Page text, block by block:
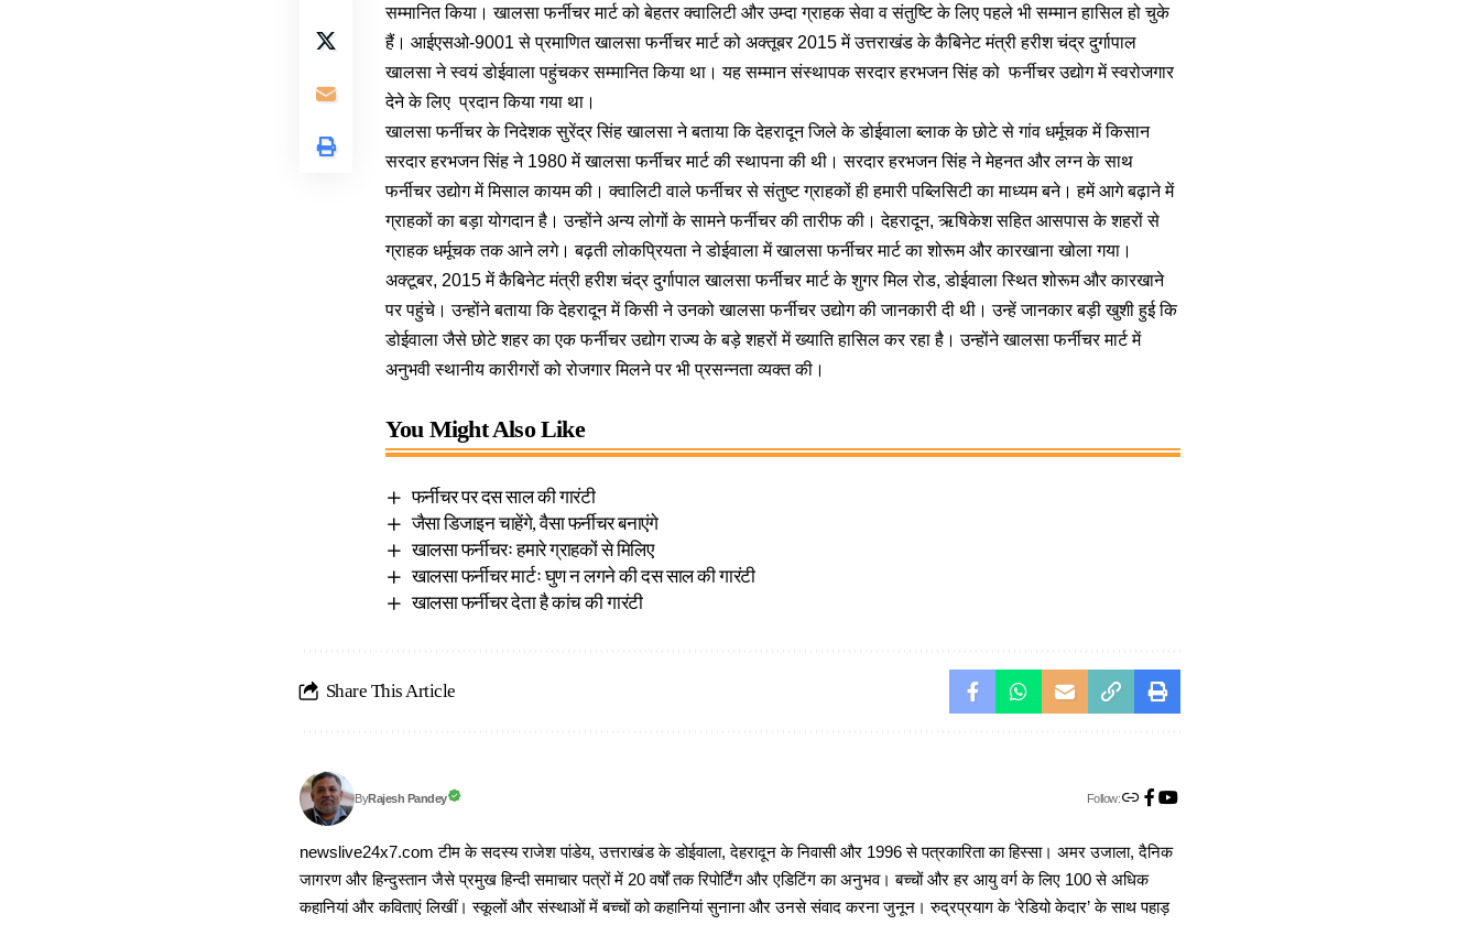
सम्मानित किया। खालसा फर्नीचर मार्ट को बेहतर क्वालिटी और उम्दा ग्राहक सेवा व संतुष्टि के लिए पहले भी सम्मान हासिल हो चुके
हैं। आईएसओ-9001 से प्रमाणित खालसा फर्नीचर मार्ट को अक्तूबर 2015 में उत्तराखंड के कैबिनेट मंत्री हरीश चंद्र दुर्गापाल
खालसा ने स्वयं डोईवाला पहुंचकर सम्मानित किया था। यह सम्मान संस्थापक सरदार हरभजन सिंह को फर्नीचर उद्योग में स्वरोजगार
देने के लिए प्रदान किया गया था।
खालसा फर्नीचर के निदेशक सुरेंद्र सिंह खालसा ने बताया कि देहरादून जिले के डोईवाला ब्लाक के छोटे से गांव धर्मूचक में किसान
सरदार हरभजन सिंह ने 1980 में खालसा फर्नीचर मार्ट की स्थापना की थी। सरदार हरभजन सिंह ने मेहनत और लग्न के साथ
फर्नीचर उद्योग में मिसाल कायम की। क्वालिटी वाले फर्नीचर से संतुष्ट ग्राहकों ही हमारी पब्लिसिटी का माध्यम बने। हमें आगे बढ़ाने में
ग्राहकों का बड़ा योगदान है। उन्होंने अन्य लोगों के सामने फर्नीचर की तारीफ की। देहरादून, ऋषिकेश सहित आसपास के शहरों से
ग्राहक धर्मूचक तक आने लगे। बढ़ती लोकप्रियता ने डोईवाला में खालसा फर्नीचर मार्ट का शोरूम और कारखाना खोला गया।
अक्टूबर, 2015 में कैबिनेट मंत्री हरीश चंद्र दुर्गापाल खालसा फर्नीचर मार्ट के शुगर मिल रोड, डोईवाला स्थित शोरूम और कारखाने
पर पहुंचे। उन्होंने बताया कि देहरादून में किसी ने उनको खालसा फर्नीचर उद्योग की जानकारी दी थी। उन्हें जानकार बड़ी खुशी हुई कि
डोईवाला जैसे छोटे शहर का एक फर्नीचर उद्योग राज्य के बड़े शहरों में ख्याति हासिल कर रहा है। उन्होंने खालसा फर्नीचर मार्ट में
अनुभवी स्थानीय कारीगरों को रोजगार मिलने पर भी प्रसन्नता व्यक्त की।
You Might Also Like
फर्नीचर पर दस साल की गारंटी
जैसा डिजाइन चाहेंगे, वैसा फर्नीचर बनाएंगे
खालसा फर्नीचरः हमारे ग्राहकों से मिलिए
खालसा फर्नीचर मार्टः घुण न लगने की दस साल की गारंटी
खालसा फर्नीचर देता है कांच की गारंटी
Share This Article
ByRajesh Pandey Follow:
newslive24x7.com टीम के सदस्य राजेश पांडेय, उत्तराखंड के डोईवाला, देहरादून के निवासी और 1996 से पत्रकारिता का हिस्सा। अमर उजाला, दैनिक
जागरण और हिन्दुस्तान जैसे प्रमुख हिन्दी समाचार पत्रों में 20 वर्षों तक रिपोर्टिंग और एडिटिंग का अनुभव। बच्चों और हर आयु वर्ग के लिए 100 से अधिक
कहानियां और कविताएं लिखीं। स्कूलों और संस्थाओं में बच्चों को कहानियां सुनाना और उनसे संवाद करना जुनून। रुद्रप्रयाग के ‘रेडियो केदार’ के साथ पहाड़